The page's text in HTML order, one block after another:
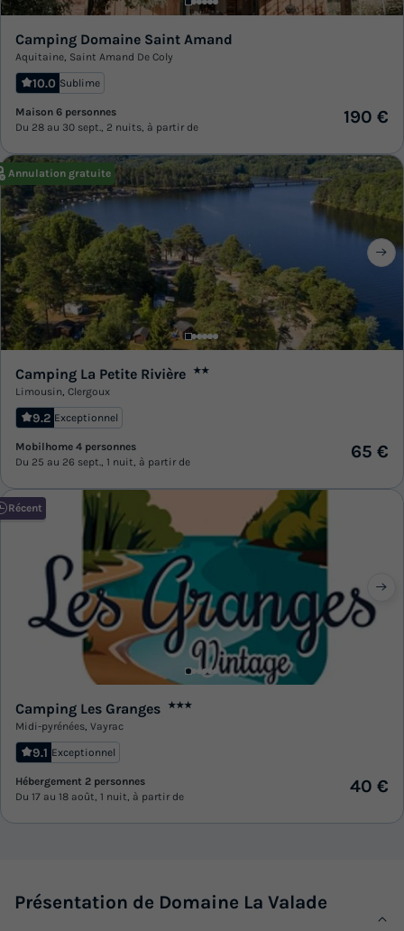
Camping Domaine Saint Amand
Aquitaine, Saint Amand De Coly
10.0 Sublime
Maison 6 personnes
Du 28 au 30 sept., 2 nuits, à partir de
190 €
Annulation gratuite
Camping La Petite Rivière ★★
Limousin, Clergoux
9.2 Exceptionnel
Mobilhome 4 personnes
Du 25 au 26 sept., 1 nuit, à partir de
65 €
Récent
Camping Les Granges ★★★
Midi-pyrénées, Vayrac
9.1 Exceptionnel
Hébergement 2 personnes
Du 17 au 18 août, 1 nuit, à partir de
40 €
Présentation de Domaine La Valade